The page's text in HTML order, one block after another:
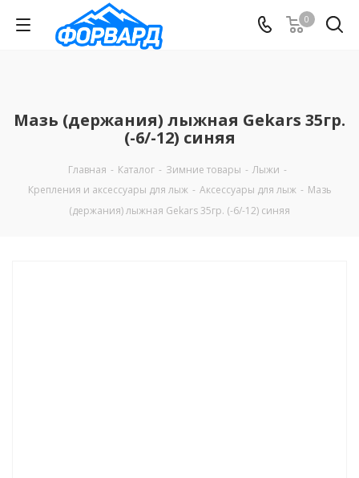
0
Мазь (держания) лыжная Gekars 35гр.
(-6/-12) синяя
Главная - Каталог - Зимние товары - Лыжи -
Крепления и аксессуары для лыж - Аксессуары для лыж - Мазь
(держания) лыжная Gekars 35гр. (-6/-12) синяя